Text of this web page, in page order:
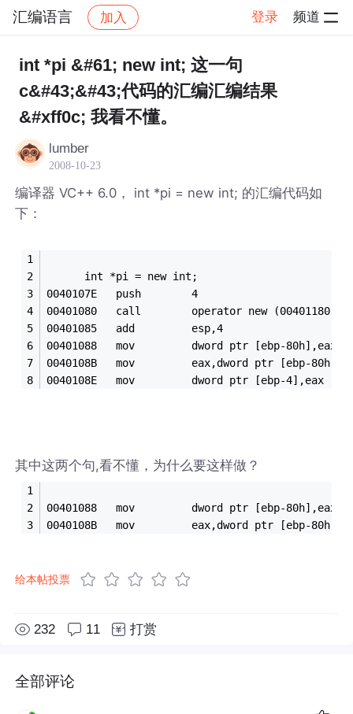
汇编语言 加入 登录 频道
社区 汇编语言 帖子详情
int *pi &#61; new int; 这一句
c&#43;&#43;代码的汇编汇编结果
&#xff0c; 我看不懂。
lumber
2008-10-23
编译器 VC++ 6.0， int *pi = new int; 的汇编代码如
下：
      int *pi = new int;
0040107E   push        4
00401080   call        operator new (00401180)
00401085   add         esp,4
00401088   mov         dword ptr [ebp-80h],eax
0040108B   mov         eax,dword ptr [ebp-80h]
0040108E   mov         dword ptr [ebp-4],eax
其中这两个句,看不懂，为什么要这样做？
00401088   mov         dword ptr [ebp-80h],eax
0040108B   mov         eax,dword ptr [ebp-80h]
给本帖投票
232 11 打赏
全部评论